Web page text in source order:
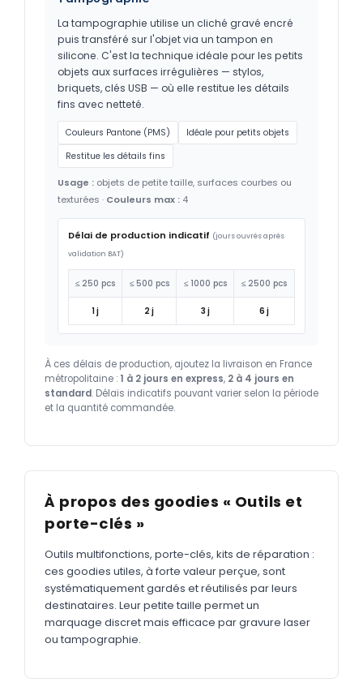
La tampographie utilise un cliché gravé encré
puis transféré sur l'objet via un tampon en
silicone. C'est la technique idéale pour les petits
objets aux surfaces irrégulières — stylos,
briquets, clés USB — où elle restitue les détails
fins avec netteté.
Couleurs Pantone (PMS)
Idéale pour petits objets
Restitue les détails fins
Usage : objets de petite taille, surfaces courbes ou
texturées · Couleurs max : 4
Délai de production indicatif (jours ouvrés après
validation BAT)
≤ 250 pcs ≤ 500 pcs ≤ 1000 pcs ≤ 2500 pcs
1 j 2 j 3 j 6 j
À ces délais de production, ajoutez la livraison en France
métropolitaine : 1 à 2 jours en express, 2 à 4 jours en
standard. Délais indicatifs pouvant varier selon la période
et la quantité commandée.
À propos des goodies « Outils et
porte-clés »
Outils multifonctions, porte-clés, kits de réparation :
ces goodies utiles, à forte valeur perçue, sont
systématiquement gardés et réutilisés par leurs
destinataires. Leur petite taille permet un
marquage discret mais efficace par gravure laser
ou tampographie.